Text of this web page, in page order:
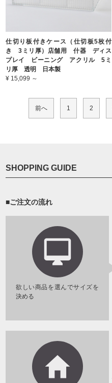
仕切り板付きケース（仕切板5枚付
き 3ミリ厚）店舗用 什器 ディス
プレイ ビーニング アクリル 5ミ
リ厚 透明 日本製
¥ 15,099 ～
前へ 1 2
SHOPPING GUIDE
■ご注文の流れ
欲しい商品を選んでサイズを
決める